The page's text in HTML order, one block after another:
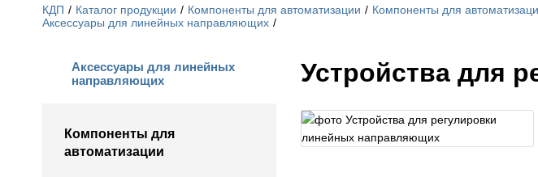
КДП Каталог продукции Компоненты для автоматизации Компоненты для
Аксессуары для линейных направляющих
Аксессуары для линейных
направляющих
Компоненты для
автоматизации
Устройства для